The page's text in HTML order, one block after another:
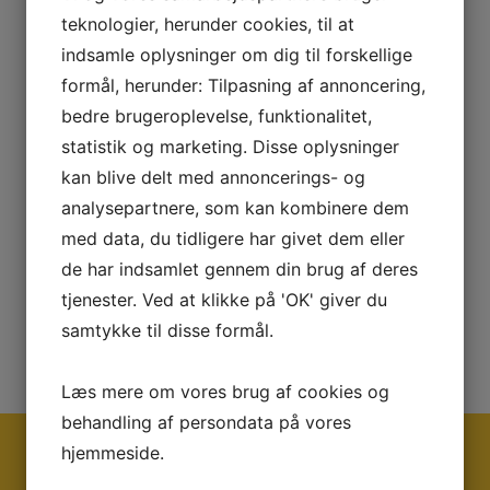
Besked
9 minus 4 =
SEND BESKED
Ring og få en snak med os i dag på tlf:
teknologier, herunder cookies, til at
indsamle oplysninger om dig til forskellige
formål, herunder: Tilpasning af annoncering,
bedre brugeroplevelse, funktionalitet,
statistik og marketing. Disse oplysninger
kan blive delt med annoncerings- og
analysepartnere, som kan kombinere dem
med data, du tidligere har givet dem eller
de har indsamlet gennem din brug af deres
tjenester. Ved at klikke på 'OK' giver du
samtykke til disse formål.
Læs mere om vores brug af cookies og
behandling af persondata på vores
hjemmeside.